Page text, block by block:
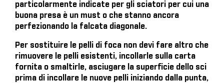
particolarmente indicate per gli sciatori per cui una
buona presa è un must o che stanno ancora
perfezionando la falcata diagonale.
Per sostituire le pelli di foca non devi fare altro che
rimuovere le pelli esistenti, incollarle sulla carta
fornita o smaltirle, asciugare la superficie dello sci
prima di incollare le nuove pelli iniziando dalla punta,